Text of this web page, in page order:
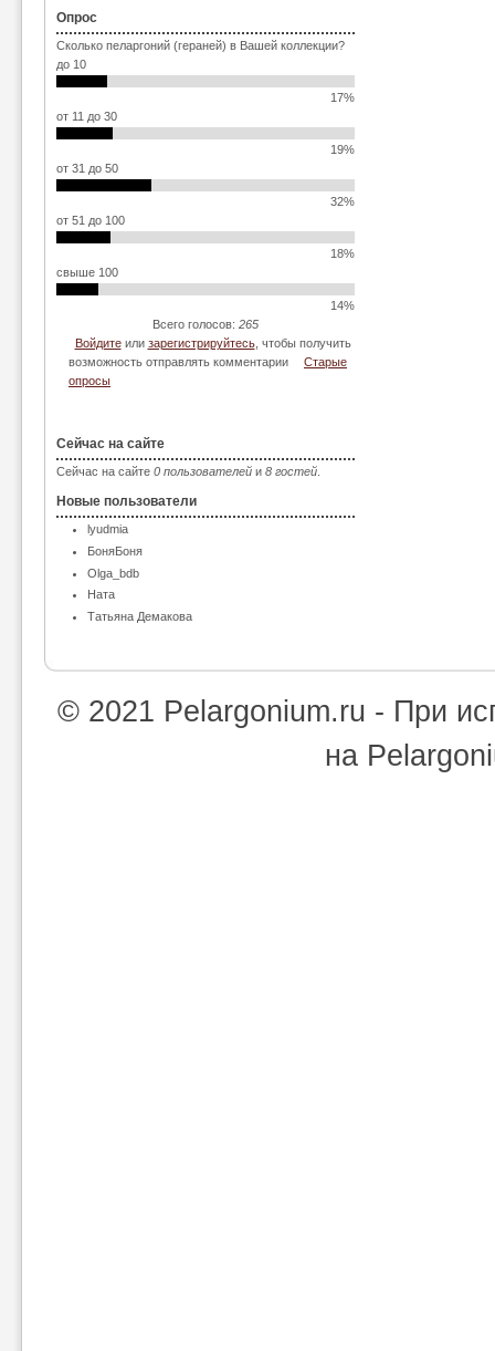
Опрос
Сколько пеларгоний (гераней) в Вашей коллекции?
до 10
17%
от 11 до 30
19%
от 31 до 50
32%
от 51 до 100
18%
свыше 100
14%
Всего голосов: 265
Войдитеили зарегистрируйтесь, чтобы получить
возможность отправлять комментарии
Старые
опросы
Сейчас на сайте
Сейчас на сайте 0 пользователей и 8 гостей
Новые пользователи
lyudmia
БоняБоня
Olga_bdb
Ната
Татьяна Демакова
© 2021 Pelargonium.ru - При
на